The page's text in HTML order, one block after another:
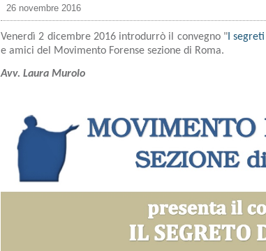
26 novembre 2016
Venerdì 2 dicembre 2016 introdurrò il convegno "I
e amici del Movimento Forense sezione di Roma.
Avv. Laura Murolo